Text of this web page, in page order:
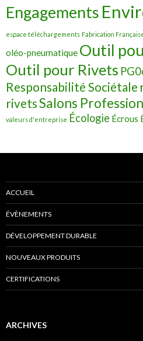
Engagements
espace téléchargements Fabrication
oléo-pneumatique Outil
Outil pour Rivets
Responsabilité Sociétale
rivetsSalons
valeurs d'entreprise Écologie Écrous
ACCUEIL
ÉVÈNEMENTS
DÉVELOPPEMENT DURABLE
NOUVEAUX PRODUITS
CERTIFICATIONS
ARCHIVES